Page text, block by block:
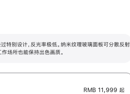
特别设计，反光率极低。纳米纹理玻璃面板可分散反射
场所也能保持出色画质。
RMB 11,999 起